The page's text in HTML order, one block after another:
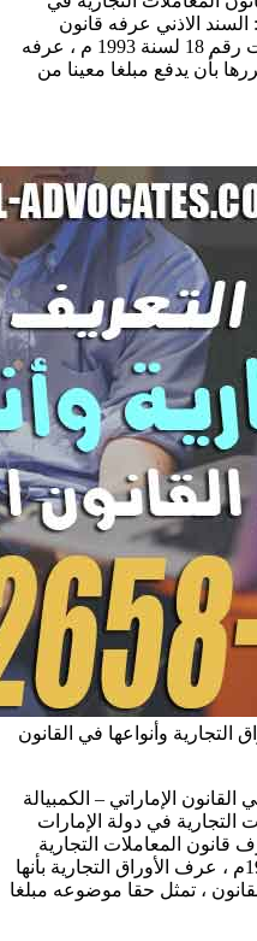
لسنة تعريف : السند الاذني عرفه قانون
المعاملات التجارية في دولة الإمارات رقم 18 لسنة 1993 م ، عرفه
بأن يدفع مبلغا معينا من
التجارية وأنواعها في القانون
القانون الإماراتي – الكمبيالة
التجارية في دولة الإمارات
الأ عرف قانون المعاملات التجارية
في دولة الإمارات رقم 18 لسنة 1993م ، عرف الأوراق التجارية بأنها
، تمثل حقا موضوعه مبلغا